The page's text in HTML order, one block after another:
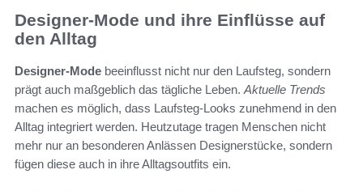
Designer-Mode und ihre Einflüsse auf
den Alltag
Designer-Mode beeinflusst nicht nur den Laufsteg, sondern
prägt auch maßgeblich das tägliche Leben. Aktuelle Trends
machen es möglich, dass Laufsteg-Looks zunehmend in den
Alltag integriert werden. Heutzutage tragen Menschen nicht
mehr nur an besonderen Anlässen Designerstücke, sondern
fügen diese auch in ihre Alltagsoutfits ein.